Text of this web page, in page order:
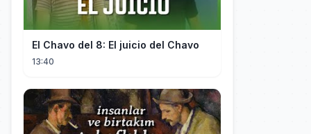
El Chavo del 8: El juicio del Chavo
13:40